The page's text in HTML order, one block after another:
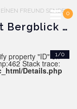
0
FREUND SENDEN
Luxuriöse 1+1 Wohnung mit Bergblick in Demirtas, Alanya
1/0
property "ID" on
Stack trace:
Details.php